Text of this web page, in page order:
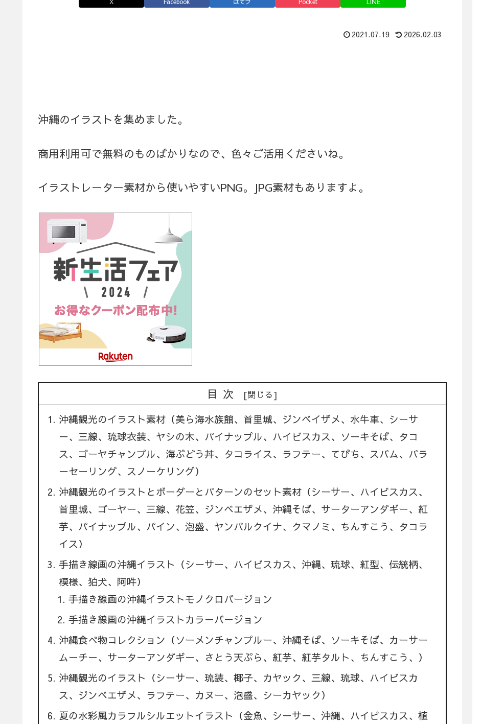
X Facebook はてブ Pocket LINE
2021.07.19 2026.02.03
沖縄のイラストを集めました。
商用利用可で無料のものばかりなので、色々ご活用くださいね。
イラストレーター素材から使いやすいPNG。JPG素材もありますよ。
目次
沖縄観光のイラスト素材（美ら海水族館、首里城、ジンベイザメ、水牛車、シーサ
ー、三線、琉球衣装、ヤシの木、パイナップル、ハイビスカス、ソーキそば、タコ
ス、ゴーヤチャンプル、海ぶどう丼、タコライス、ラフテー、てびち、スパム、パラ
ーセーリング、スノーケリング）
沖縄観光のイラストとボーダーとパターンのセット素材（シーサー、ハイビスカス、
首里城、ゴーヤー、三線、花笠、ジンベエザメ、沖縄そば、サーターアンダギー、紅
芋、パイナップル、パイン、泡盛、ヤンバルクイナ、クマノミ、ちんすこう、タコラ
イス）
手描き線画の沖縄イラスト（シーサー、ハイビスカス、沖縄、琉球、紅型、伝統柄、
模様、狛犬、阿吽）
手描き線画の沖縄イラストモノクロバージョン
手描き線画の沖縄イラストカラーバージョン
沖縄食べ物コレクション（ソーメンチャンプルー、沖縄そば、ソーキそば、カーサー
ムーチー、サーターアンダギー、さとう天ぷら、紅芋、紅芋タルト、ちんすこう、）
沖縄観光のイラスト（シーサー、琉装、椰子、カヤック、三線、琉球、ハイビスカ
ス、ジンベエザメ、ラフテー、カヌー、泡盛、シーカヤック）
夏の水彩風カラフルシルエットイラスト（金魚、シーサー、沖縄、ハイビスカス、植